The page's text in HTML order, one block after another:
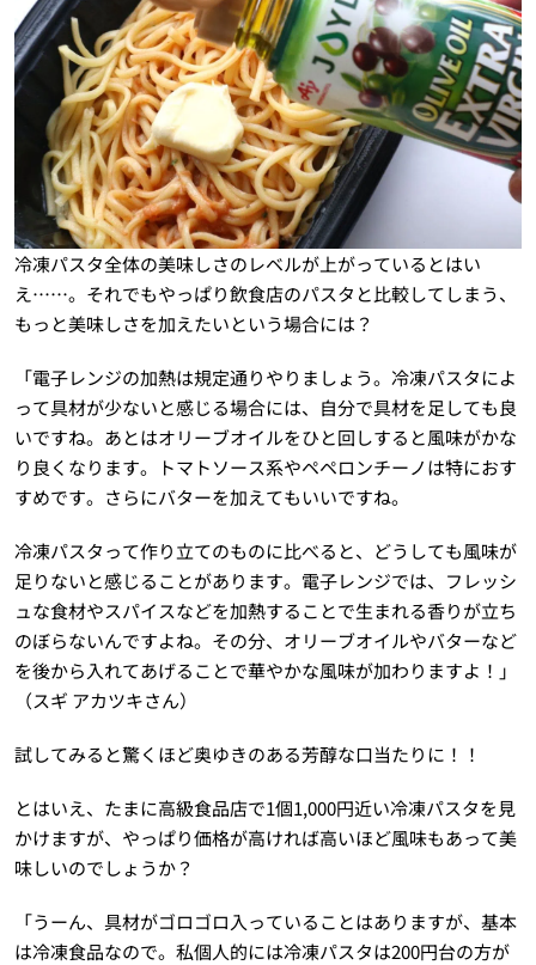
冷凍パスタ全体の美味しさのレベルが上がっているとはい
え……。それでもやっぱり飲食店のパスタと比較してしまう、
もっと美味しさを加えたいという場合には？
「電子レンジの加熱は規定通りやりましょう。冷凍パスタによ
って具材が少ないと感じる場合には、自分で具材を足しても良
いですね。あとはオリーブオイルをひと回しすると風味がかな
り良くなります。トマトソース系やペペロンチーノは特におす
すめです。さらにバターを加えてもいいですね。
冷凍パスタって作り立てのものに比べると、どうしても風味が
足りないと感じることがあります。電子レンジでは、フレッシ
ュな食材やスパイスなどを加熱することで生まれる香りが立ち
のぼらないんですよね。その分、オリーブオイルやバターなど
を後から入れてあげることで華やかな風味が加わりますよ！」
（スギ アカツキさん）
試してみると驚くほど奥ゆきのある芳醇な口当たりに！！
とはいえ、たまに高級食品店で1個1,000円近い冷凍パスタを見
かけますが、やっぱり価格が高ければ高いほど風味もあって美
味しいのでしょうか？
「うーん、具材がゴロゴロ入っていることはありますが、基本
は冷凍食品なので。私個人的には冷凍パスタは200円台の方が